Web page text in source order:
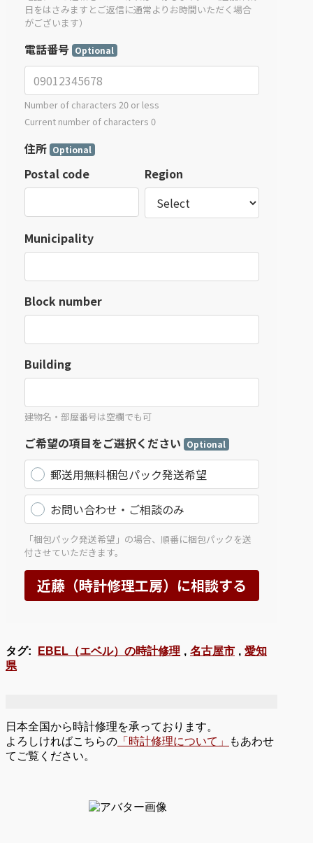
タグ: EBEL（エベル）の時計修理 , 名古屋市 , 愛知
県
日本全国から時計修理を承っております。
よろしければこちらの 「時計修理について」
もあわせ
てご覧ください。